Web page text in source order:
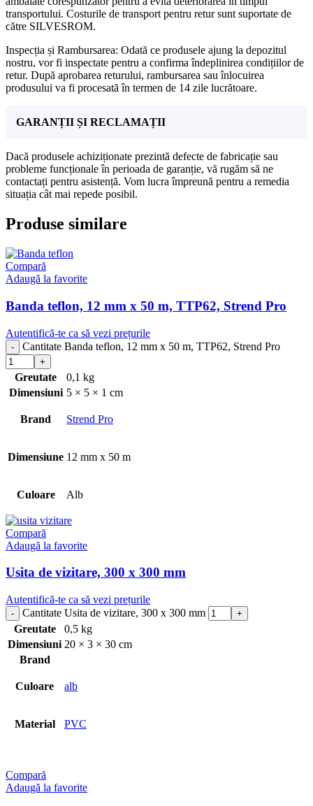
transportului. Costurile de transport pentru retur sunt suportate de
către SILVESROM.
Inspecția și Rambursarea: Odată ce produsele ajung la depozitul
nostru, vor fi inspectate pentru a confirma îndeplinirea condițiilor de
retur. După aprobarea returului, rambursarea sau înlocuirea
produsului va fi procesată în termen de 14 zile lucrătoare.
GARANȚII ȘI RECLAMAȚII
Dacă produsele achiziționate prezintă defecte de fabricație sau
probleme funcționale în perioada de garanție, vă rugăm să ne
contactați pentru asistență. Vom lucra împreună pentru a remedia
situația cât mai repede posibil.
Produse similare
Compară
Adaugă la favorite
Banda teflon, 12 mm x 50 m, TTP62, Strend Pro
Autentifică-te ca să vezi prețurile
Cantitate Banda teflon, 12 mm x 50 m, TTP62, Strend Pro
Greutate
0,1 kg
Dimensiuni 5 × 5 × 1 cm
Brand Strend Pro
Dimensiune 12 mm x 50 m
Culoare Alb
Compară
Adaugă la favorite
Usita de vizitare, 300 x 300 mm
Autentifică-te ca să vezi prețurile
Cantitate Usita de vizitare, 300 x 300 mm
Greutate
0,5 kg
Dimensiuni 20 × 3 × 30 cm
Brand
Culoare alb
Material PVC
Compară
Adaugă la favorite